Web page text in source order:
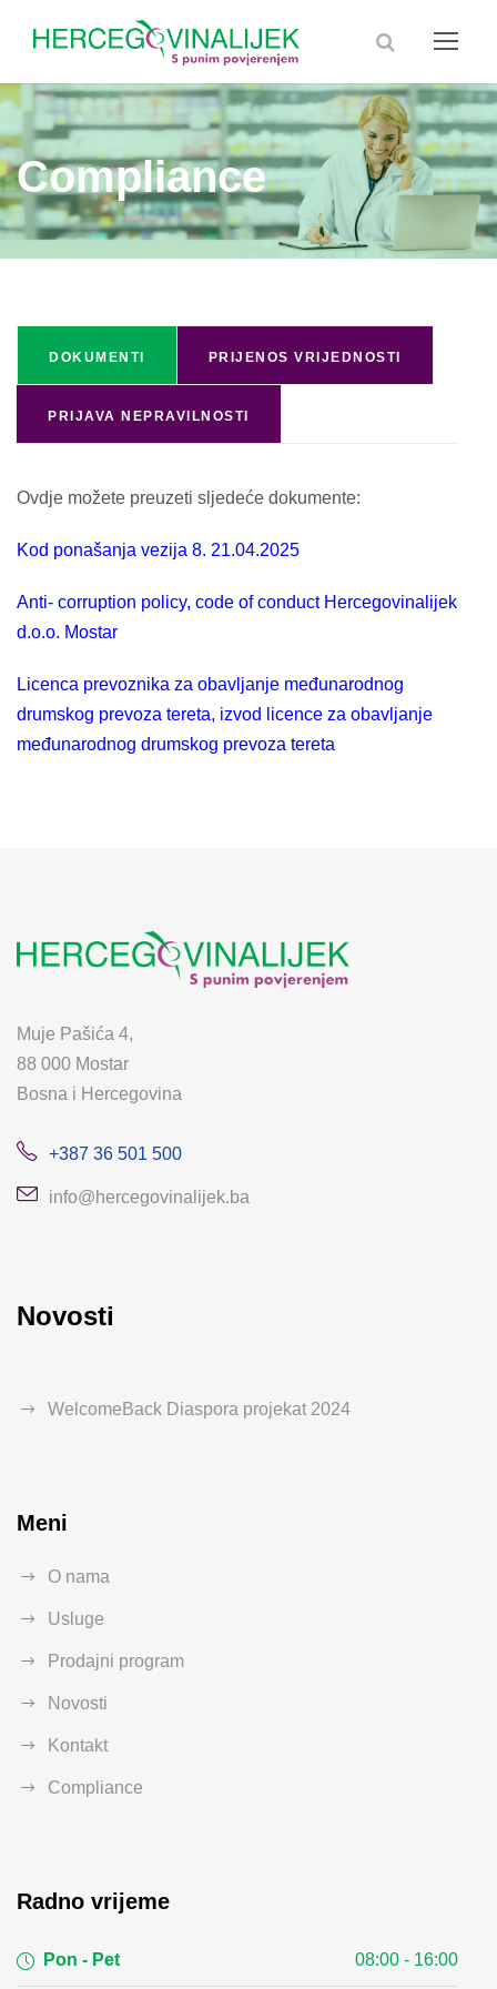
Compliance
DOKUMENTI PRIJENOS VRIJEDNOSTI
PRIJAVA NEPRAVILNOSTI
Ovdje možete preuzeti sljedeće dokumente:
Kod ponašanja vezija 8. 21.04.2025
Anti- corruption policy, code of conduct Hercegovinalijek
d.o.o. Mostar
Licenca prevoznika za obavljanje međunarodnog
drumskog prevoza tereta, izvod licence za obavljanje
međunarodnog drumskog prevoza tereta
Muje Pašića 4,
88 000 Mostar
Bosna i Hercegovina
+387 36 501 500
info@hercegovinalijek.ba
Novosti
WelcomeBack Diaspora projekat 2024
Meni
O nama
Usluge
Prodajni program
Novosti
Kontakt
Compliance
Radno vrijeme
Pon - Pet 08:00 - 16:00